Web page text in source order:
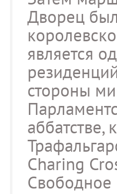
Дворец
является
стороны
Charing
Свободное